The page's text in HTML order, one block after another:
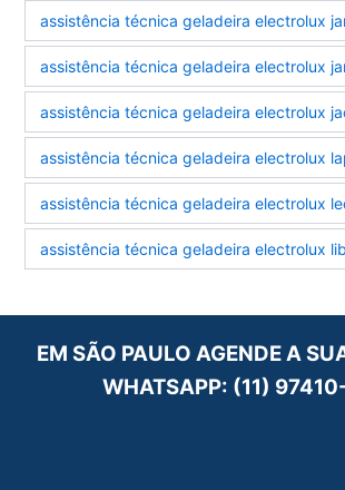
assistência técnica geladeira electrolux
assistência técnica geladeira electrolux
assistência técnica geladeira electrolux
assistência técnica geladeira electrolux
assistência técnica geladeira electrolux
assistência técnica geladeira electrolux
EM SÃO PAULO AGENDE A
WHATSAPP: (11)